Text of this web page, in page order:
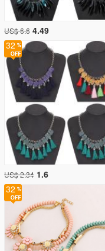
32
US$ 2.34 1.6
US$ 6.6 4.49
32